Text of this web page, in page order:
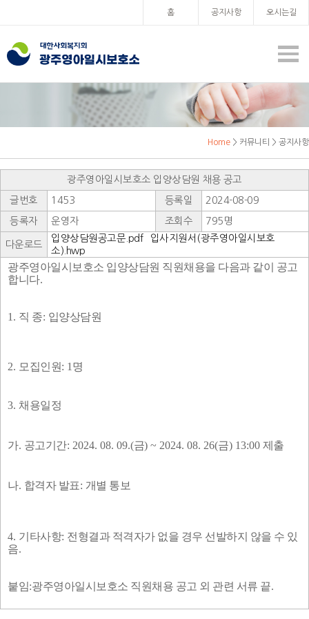
홈 공지사항 오시는길
Home > 커뮤니티 > 공지사항
광주영아일시보호소 입양상담원 채용 공고
글번호 1453 등록일 2024-08-09
등록자 운영자 조회수 795명
다운로드
입양상담원공고문.pdf
입사지원서(광주영아일시보호
소).hwp
광주영아일시보호소 입양상담원 직원채용을 다음과 같이 공고
합니다.
1. 직 종: 입양상담원
2. 모집인원: 1 명
3. 채용일정
가. 공고기간: 2024. 08. 09.(금) ~ 2024. 08. 26(금) 13:00 제출
나. 합격자 발표: 개별 통보
4. 기타사항: 전형결과 적격자가 없을 경우 선발하지 않을 수 있
음.
붙임:광주영아일시보호소 직원채용 공고 외 관련 서류 끝.